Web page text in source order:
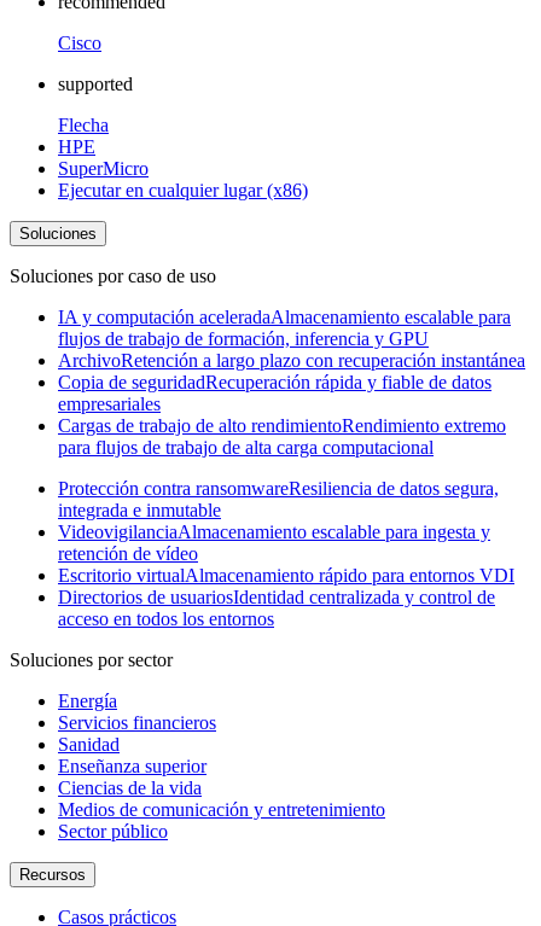
Cisco
supported
Flecha
HPE
SuperMicro
Ejecutar en cualquier lugar (x86)
Soluciones
Soluciones por caso de uso
IA y computación aceleradaAlmacenamiento escalable para
flujos de trabajo de formación, inferencia y GPU
ArchivoRetención a largo plazo con recuperación instantánea
Copia de seguridadRecuperación rápida y fiable de datos
empresariales
Cargas de trabajo de alto rendimientoRendimiento extremo
para flujos de trabajo de alta carga computacional
Protección contra ransomwareResiliencia de datos segura,
integrada e inmutable
VideovigilanciaAlmacenamiento escalable para ingesta y
retención de vídeo
Escritorio virtualAlmacenamiento rápido para entornos VDI
Directorios de usuariosIdentidad centralizada y control de
acceso en todos los entornos
Soluciones por sector
Energía
Servicios financieros
Sanidad
Enseñanza superior
Ciencias de la vida
Medios de comunicación y entretenimiento
Sector público
Recursos
Casos prácticos